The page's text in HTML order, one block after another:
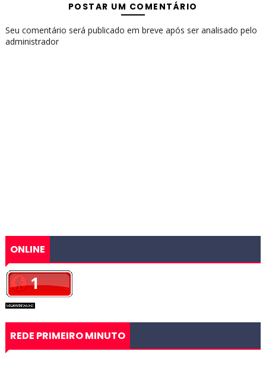
POSTAR UM COMENTÁRIO
Seu comentário será publicado em breve após ser analisado pelo
administrador
ONLINE
REDE PRIMEIRO MINUTO